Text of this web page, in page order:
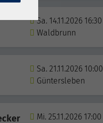
Sa. 14.11.2026 16:30
Waldbrunn
Sa. 21.11.2026 10:00
Güntersleben
Mi. 25.11.2026 17:00